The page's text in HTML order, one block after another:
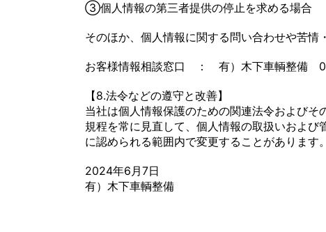
③個人情報の第三者提供の停止を求める場合
そのほか、個人情報に関する問い合わせや苦情
お客様情報相談窓口 ： 有）木下車輌整備
【8.法令などの遵守と改善】
当社は個人情報保護のための関連法令および
規程を常に見直して、個人情報の取扱いおよ
に認められる範囲内で変更することがあります
2024年6月7日
有）木下車輌整備